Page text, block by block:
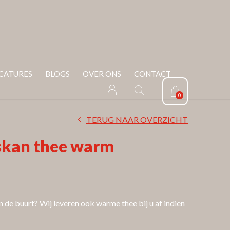
BLOGS OVER ONS CONTACT
0
thee warm
TERUG NAAR OVERZICHT
de buurt? Wij leveren ook warme thee bij u af indien